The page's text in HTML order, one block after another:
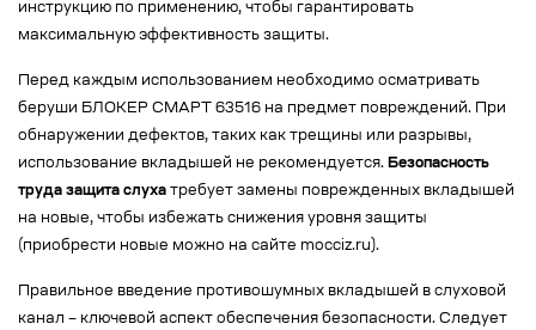
инструкцию по применению, чтобы гарантировать
максимальную эффективность защиты.
Перед каждым использованием необходимо осматривать
беруши БЛОКЕР СМАРТ 63516 на предмет повреждений. При
обнаружении дефектов, таких как трещины или разрывы,
использование вкладышей не рекомендуется. Безопасность
труда защита слуха требует замены поврежденных вкладышей
на новые, чтобы избежать снижения уровня защиты
(приобрести новые можно на сайте mocciz.ru).
Правильное введение противошумных вкладышей в слуховой
канал – ключевой аспект обеспечения безопасности. Следует